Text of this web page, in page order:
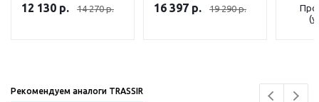
12 130 р. 14 270р. 16 397 р. 19 290р.
Рекомендуем аналоги TRASSIR